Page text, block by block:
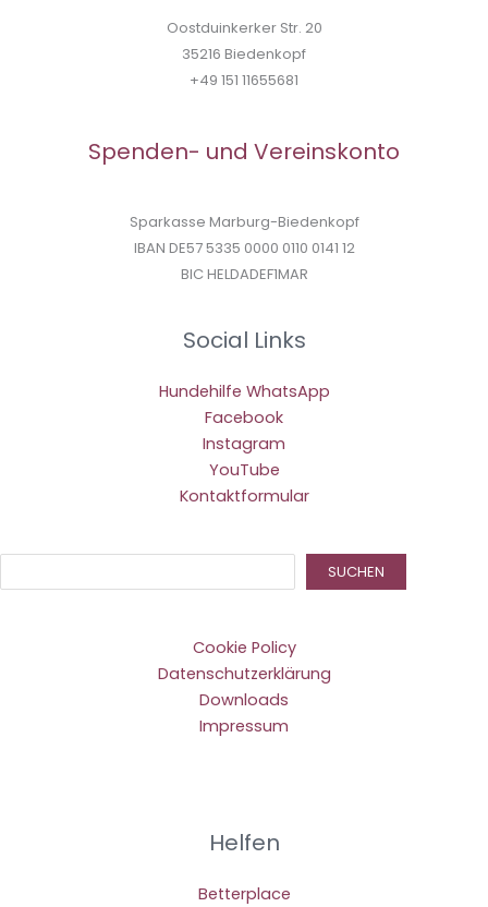
Oostduinkerker Str. 20
35216 Biedenkopf
+49 151 11655681
Spenden- und Vereinskonto
Sparkasse Marburg-Biedenkopf
IBAN DE57 5335 0000 0110 0141 12
BIC HELDADEF1MAR
Social Links
Hundehilfe WhatsApp
Facebook
Instagram
YouTube
Kontaktformular
SUCHEN
Cookie Policy
Datenschutzerklärung
Downloads
Impressum
Helfen
Betterplace